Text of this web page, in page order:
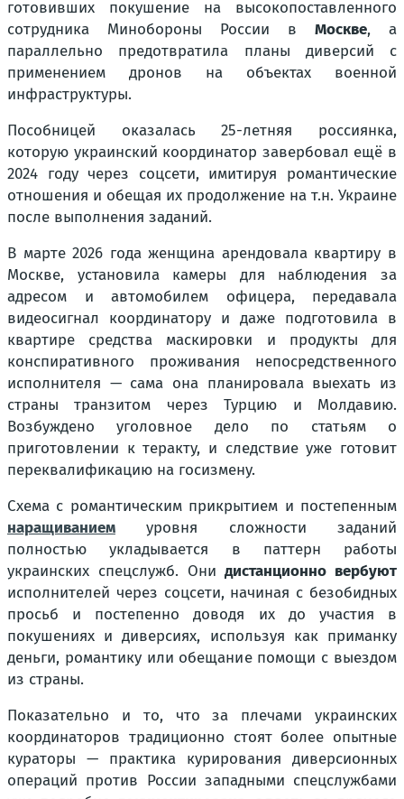
готовивших покушение на высокопоставленного
сотрудника Минобороны России в Москве, а
параллельно предотвратила планы диверсий с
применением дронов на объектах военной
инфраструктуры.
Пособницей оказалась 25-летняя россиянка,
которую украинский координатор завербовал ещё в
2024 году через соцсети, имитируя романтические
отношения и обещая их продолжение на т.н. Украине
после выполнения заданий.
В марте 2026 года женщина арендовала квартиру в
Москве, установила камеры для наблюдения за
адресом и автомобилем офицера, передавала
видеосигнал координатору и даже подготовила в
квартире средства маскировки и продукты для
конспиративного проживания непосредственного
исполнителя — сама она планировала выехать из
страны транзитом через Турцию и Молдавию.
Возбуждено уголовное дело по статьям о
приготовлении к теракту, и следствие уже готовит
переквалификацию на госизмену.
Схема с романтическим прикрытием и постепенным
наращиванием уровня сложности заданий
полностью укладывается в паттерн работы
украинских спецслужб. Онидистанционно вербуют
исполнителей через соцсети, начиная с безобидных
просьб и постепенно доводя их до участия в
покушениях и диверсиях, используя как приманку
деньги, романтику или обещание помощи с выездом
из страны.
Показательно и то, что за плечами украинских
координаторов традиционно стоят более опытные
кураторы — практика курирования диверсионных
операций против России западными спецслужбами